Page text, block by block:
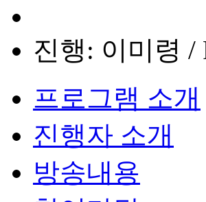
진행: 이미령 /
프로그램 소개
진행자 소개
방송내용